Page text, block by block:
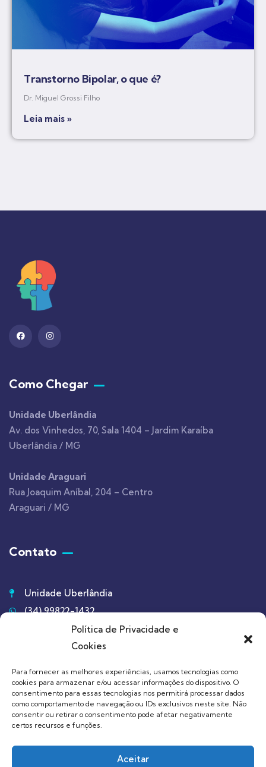
Política de Privacidade e
Cookies
Para fornecer as melhores experiências, usamos tecnologias como
cookies para armazenar e/ou acessar informações do dispositivo. O
consentimento para essas tecnologias nos permitirá processar dados
como comportamento de navegação ou IDs exclusivos neste site. Não
consentir ou retirar o consentimento pode afetar negativamente
certos recursos e funções.
Aceitar
Transtorno Bipolar, o que é?
Dr. Miguel Grossi Filho
Leia mais »
Como Chegar
Unidade Uberlândia
Av. dos Vinhedos, 70, Sala 1404 – Jardim Karaíba
Uberlândia / MG
Unidade Araguari
Rua Joaquim Aníbal, 204 – Centro
Araguari / MG
Contato
Unidade Uberlândia
(34) 99822-1432
Unidade Araguari
contato@miguelgrossipsiquiatra.com.br